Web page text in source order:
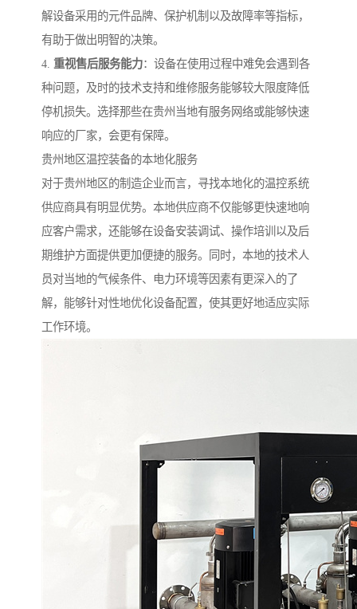
解设备采用的元件品牌、保护机制以及故障率等指标，
有助于做出明智的决策。
4. 重视售后服务能力：设备在使用过程中难免会遇到各
种问题，及时的技术支持和维修服务能够较大限度降低
停机损失。选择那些在贵州当地有服务网络或能够快速
响应的厂家，会更有保障。
贵州地区温控装备的本地化服务
对于贵州地区的制造企业而言，寻找本地化的温控系统
供应商具有明显优势。本地供应商不仅能够更快速地响
应客户需求，还能够在设备安装调试、操作培训以及后
期维护方面提供更加便捷的服务。同时，本地的技术人
员对当地的气候条件、电力环境等因素有更深入的了
解，能够针对性地优化设备配置，使其更好地适应实际
工作环境。